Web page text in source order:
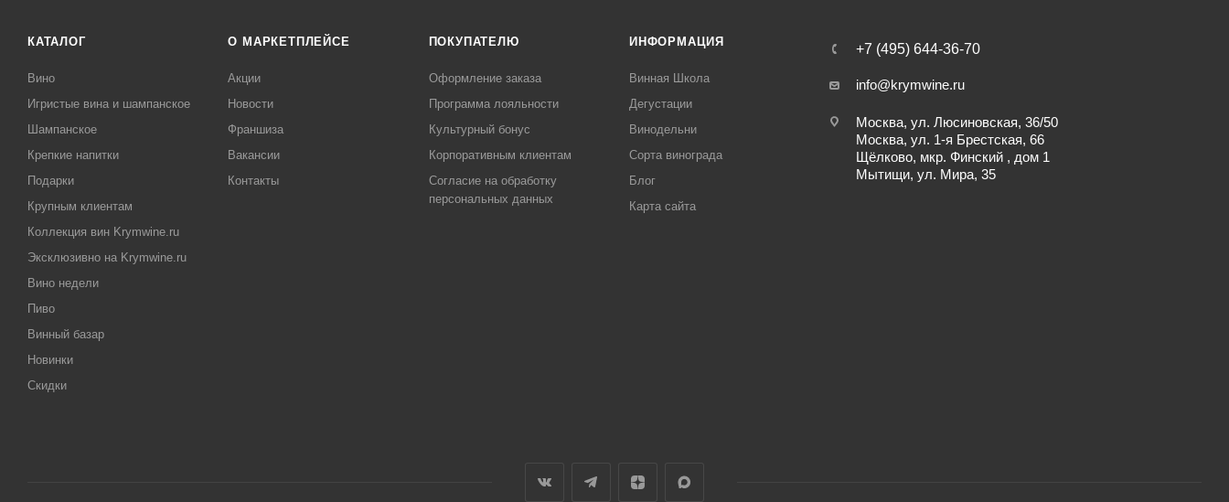
КАТАЛОГ
Вино
Игристые вина и шампанское
Шампанское
Крепкие напитки
Подарки
Крупным клиентам
Коллекция вин Krymwine.ru
Эксклюзивно на Krymwine.ru
Вино недели
Пиво
Винный базар
Новинки
Скидки
О МАРКЕТПЛЕЙСЕ
Акции
Новости
Франшиза
Вакансии
Контакты
ПОКУПАТЕЛЮ
Оформление заказа
Программа лояльности
Культурный бонус
Корпоративным клиентам
Согласие на обработку
персональных данных
ИНФОРМАЦИЯ
Винная Школа
Дегустации
Винодельни
Сорта винограда
Блог
Карта сайта
+7 (495) 644-36-70
info@krymwine.ru
Москва, ул. Люсиновская, 36/50
Москва, ул. 1-я Брестская, 66
Щёлково, мкр. Финский , дом 1
Мытищи, ул. Мира, 35